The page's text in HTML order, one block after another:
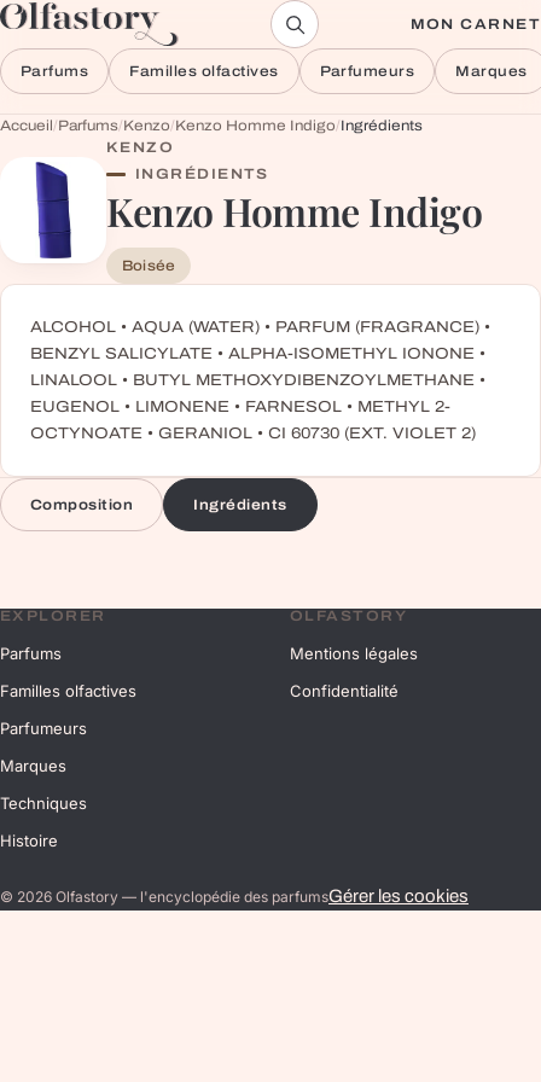
Aller au contenu MON CARNET
Parfums Familles olfactives Parfumeurs Marques
Accueil/Parfums/Kenzo/Kenzo Homme Indigo/Ingrédients
KENZO
INGRÉDIENTS
Kenzo Homme Indigo
Boisée
ALCOHOL • AQUA (WATER) • PARFUM (FRAGRANCE) •
BENZYL SALICYLATE • ALPHA-ISOMETHYL IONONE •
LINALOOL • BUTYL METHOXYDIBENZOYLMETHANE •
EUGENOL • LIMONENE • FARNESOL • METHYL 2-
OCTYNOATE • GERANIOL • CI 60730 (EXT. VIOLET 2)
Composition Ingrédients
EXPLORER
Parfums
Familles olfactives
Parfumeurs
Marques
Techniques
Histoire
OLFASTORY
Mentions légales
Confidentialité
© 2026 Olfastory — l'encyclopédie des parfumsGérer les cookies